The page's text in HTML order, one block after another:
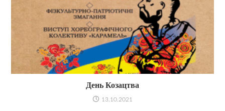
День Козацтва
13.10.2021